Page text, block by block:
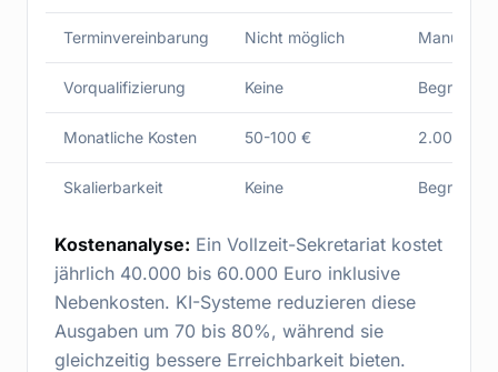
Terminvereinbarung Nicht möglich Manuell
Vorqualifizierung Keine Begrenzt
Monatliche Kosten 50-100 € 2.000-
Skalierbarkeit Keine Begrenzt
Kostenanalyse: Ein Vollzeit-Sekretariat kostet
jährlich 40.000 bis 60.000 Euro inklusive
Nebenkosten. KI-Systeme reduzieren diese
Ausgaben um 70 bis 80%, während sie
gleichzeitig bessere Erreichbarkeit bieten.